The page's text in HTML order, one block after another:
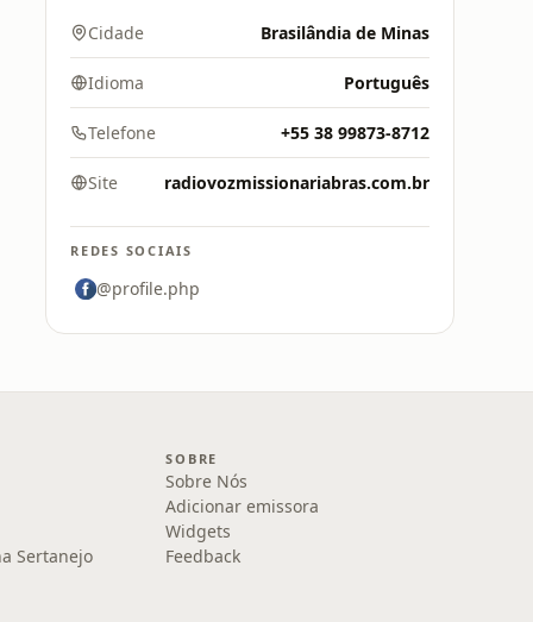
Cidade Brasilândia de Minas
Idioma Português
Telefone +55 38 99873-8712
Site radiovozmissionariabras.com.br
REDES SOCIAIS
@profile.php
Sertanejo
SOBRE
Sobre Nós
Adicionar emissora
Widgets
Feedback